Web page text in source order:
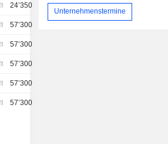
24’350
57’300
57’300
57’300
57’300
57’300
Unternehmenstermine